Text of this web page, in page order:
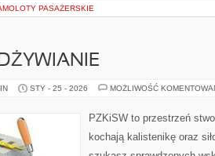
PASAŻERSKIE
STY - 25 - 2026 MOŻLIWOŚĆ
PZKiSW to przestrzeń
kochają kalistenikę oraz